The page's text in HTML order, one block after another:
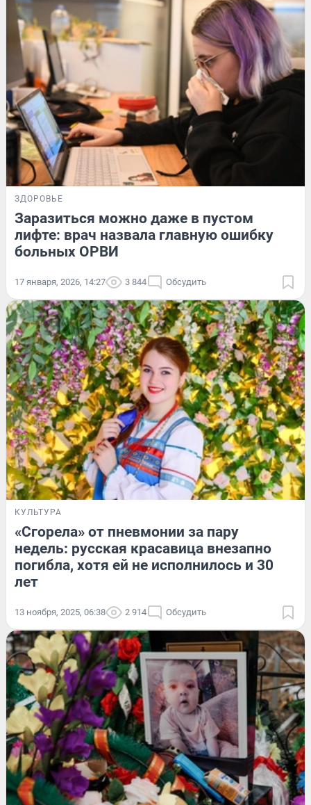
ЗДОРОВЬЕ
Заразиться можно даже в пустом
лифте: врач назвала главную ошибку
больных ОРВИ
17 января, 2026, 14:27 3 844 Обсудить
КУЛЬТУРА
«Сгорела» от пневмонии за пару
недель: русская красавица внезапно
погибла, хотя ей не исполнилось и 30
лет
13 ноября, 2025, 06:38 2 914 Обсудить